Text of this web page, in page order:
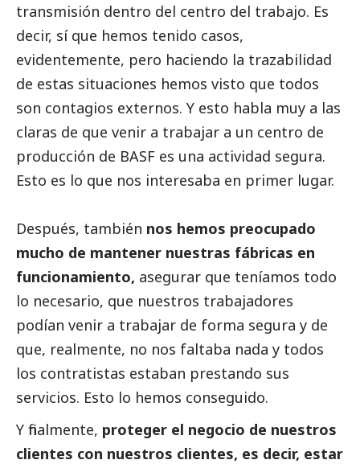
transmisión dentro del centro del trabajo. Es
decir, sí que hemos tenido casos,
evidentemente, pero haciendo la trazabilidad
de estas situaciones hemos visto que todos
son contagios externos. Y esto habla muy a las
claras de que venir a trabajar a un centro de
producción de BASF es una actividad segura.
Esto es lo que nos interesaba en primer lugar.
Después, también nos hemos preocupado
mucho de mantener nuestras fábricas en
funcionamiento, asegurar que teníamos todo
lo necesario, que nuestros trabajadores
podían venir a trabajar de forma segura y de
que, realmente, no nos faltaba nada y todos
los contratistas estaban prestando sus
servicios. Esto lo hemos conseguido.
Y finalmente, proteger el negocio de nuestros
clientes con nuestros clientes, es decir, estar